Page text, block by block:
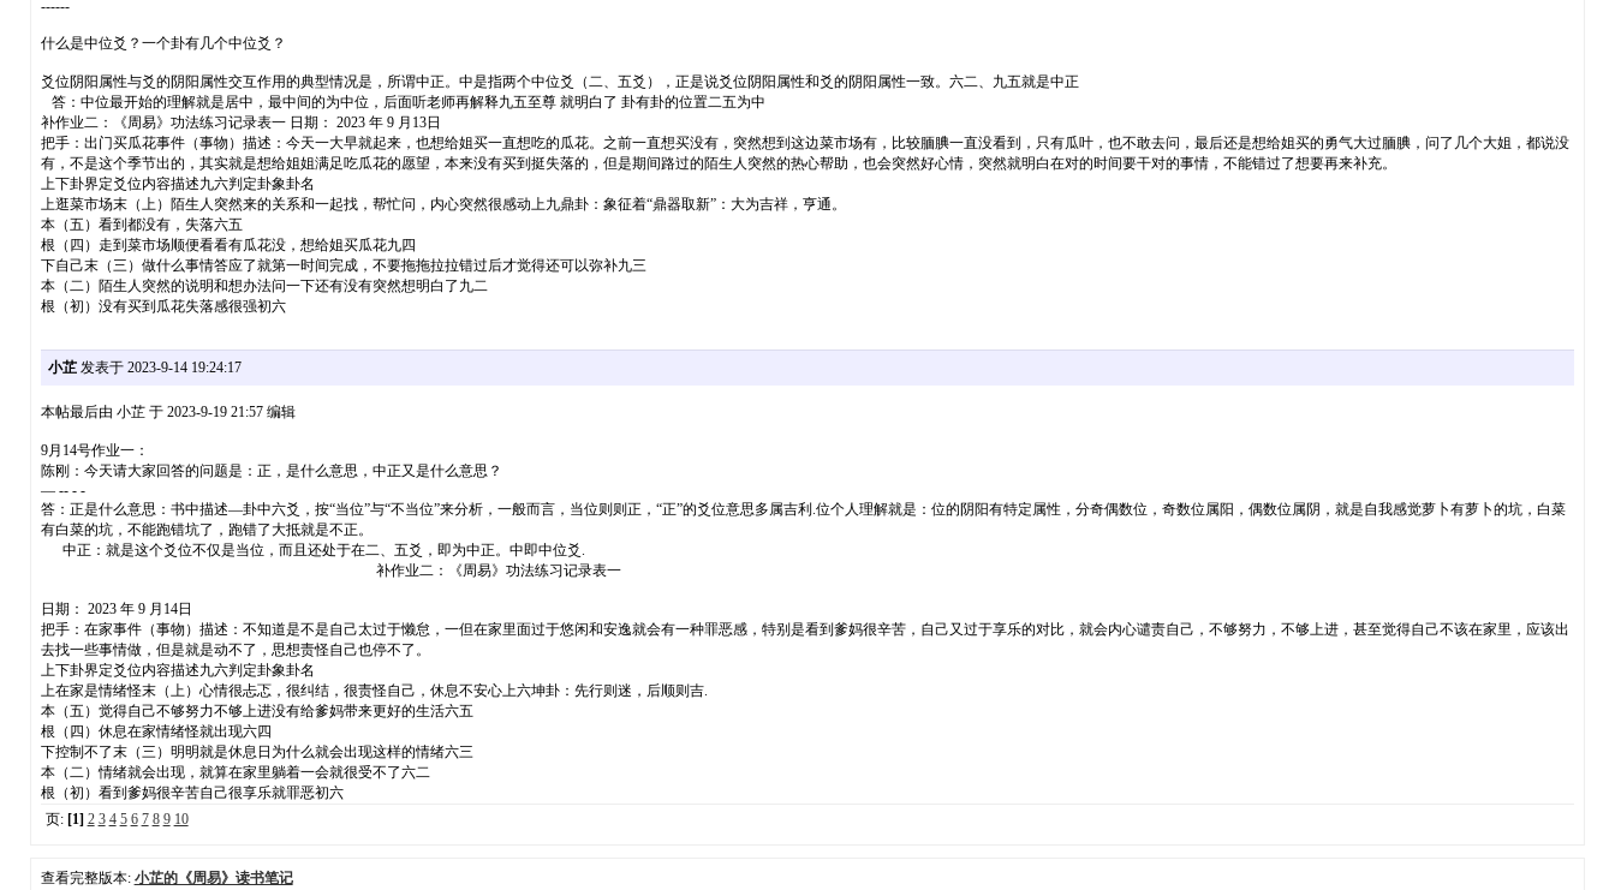
------
什么是中位爻？一个卦有几个中位爻？
爻位阴阳属性与爻的阴阳属性交互作用的典型情况是，所谓中正。中是指两个中位爻（二、五爻），正是说爻位阴阳属性和爻的阴阳属性一致。六二、九五就是中正
答：中位最开始的理解就是居中，最中间的为中位，后面听老师再解释九五至尊 就明白了 卦有卦的位置二五为中
补作业二：《周易》功法练习记录表一 日期： 2023 年 9 月13日
把手：出门买瓜花事件（事物）描述：今天一大早就起来，也想给姐买一直想吃的瓜花。之前一直想买没有，突然想到这边菜市场有，比较腼腆一直没看到，只有瓜叶，也不敢去问，最后还是想给姐买的勇气大过腼腆，问了几个大姐，都说没
有，不是这个季节出的，其实就是想给姐姐满足吃瓜花的愿望，本来没有买到挺失落的，但是期间路过的陌生人突然的热心帮助，也会突然好心情，突然就明白在对的时间要干对的事情，不能错过了想要再来补充。
上下卦界定爻位内容描述九六判定卦象卦名
上逛菜市场末（上）陌生人突然来的关系和一起找，帮忙问，内心突然很感动上九鼎卦：象征着“鼎器取新”：大为吉祥，亨通。
本（五）看到都没有，失落六五
根（四）走到菜市场顺便看看有瓜花没，想给姐买瓜花九四
下自己末（三）做什么事情答应了就第一时间完成，不要拖拖拉拉错过后才觉得还可以弥补九三
本（二）陌生人突然的说明和想办法问一下还有没有突然想明白了九二
根（初）没有买到瓜花失落感很强初六
小芷发表于 2023-9-14 19:24:17
本帖最后由 小芷 于 2023-9-19 21:57 编辑
9月14号作业一：
陈刚：今天请大家回答的问题是：正，是什么意思，中正又是什么意思？
— -- - -
答：正是什么意思：书中描述—卦中六爻，按“当位”与“不当位”来分析，一般而言，当位则则正，“正”的爻位意思多属吉利.位个人理解就是：位的阴阳有特定属性，分奇偶数位，奇数位属阳，偶数位属阴，就是自我感觉萝卜有萝卜的坑，白菜
有白菜的坑，不能跑错坑了，跑错了大抵就是不正。
中正：就是这个爻位不仅是当位，而且还处于在二、五爻，即为中正。中即中位爻.
补作业二：《周易》功法练习记录表一
日期： 2023 年 9 月14日
把手：在家事件（事物）描述：不知道是不是自己太过于懒怠，一但在家里面过于悠闲和安逸就会有一种罪恶感，特别是看到爹妈很辛苦，自己又过于享乐的对比，就会内心谴责自己，不够努力，不够上进，甚至觉得自己不该在家里，应该出
去找一些事情做，但是就是动不了，思想责怪自己也停不了。
上下卦界定爻位内容描述九六判定卦象卦名
上在家是情绪怪末（上）心情很忐忑，很纠结，很责怪自己，休息不安心上六坤卦：先行则迷，后顺则吉.
本（五）觉得自己不够努力不够上进没有给爹妈带来更好的生活六五
根（四）休息在家情绪怪就出现六四
下控制不了末（三）明明就是休息日为什么就会出现这样的情绪六三
本（二）情绪就会出现，就算在家里躺着一会就很受不了六二
根（初）看到爹妈很辛苦自己很享乐就罪恶初六
页: [1] 2 3 4 5 6 7 8 9 10
查看完整版本: 小芷的《周易》读书笔记